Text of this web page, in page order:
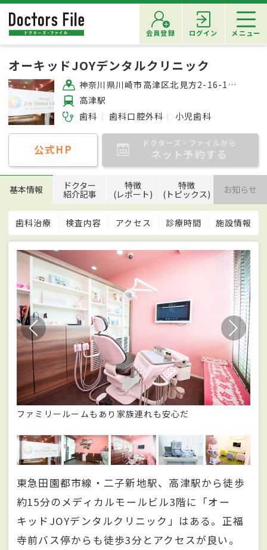
会員登録 ログイン メニュー
オーキッドJOYデンタルクリニック
神奈川県川崎市高津区北見方2-16-1 高津ゆうあいメディカルモール3F
高津駅
歯科
歯科口腔外科 小児歯科
公式HP ドクターズ・ファイルから
ネット予約する
基本情報 ドクター
紹介記事
特徴
(レポート)
特徴
(トピックス) お知らせ
歯科治療 検査内容 アクセス 診療時間 施設情報
ファミリールームもあり家族連れも安心だ
東急田園都市線・二子新地駅、高津駅から徒歩
約15分のメディカルモールビル3階に「オー
キッドJOYデンタルクリニック」はある。正福
寺前バス停からも徒歩3分とアクセスが良い。